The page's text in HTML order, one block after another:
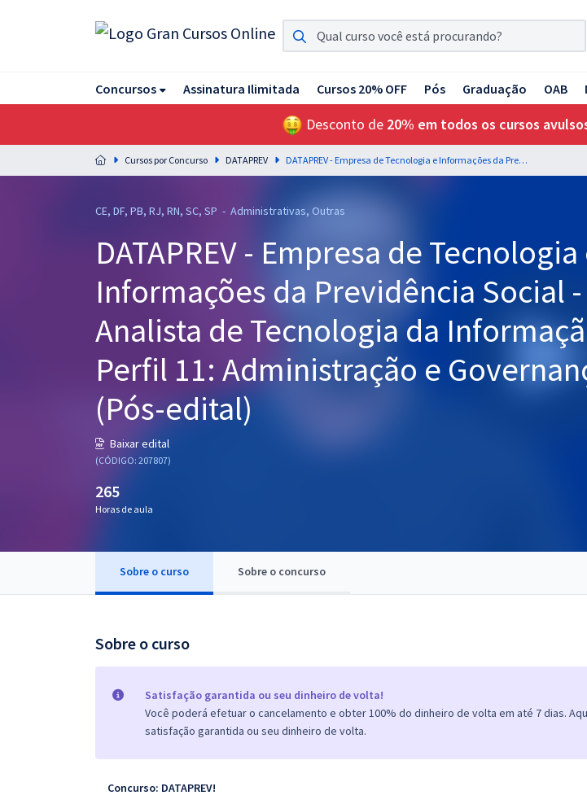
Concursos Assinatura Ilimitada Cursos 20% OFF Pós Graduação OAB
Acesso a todos os cursos. Teste grátis por 7 dias!
Acesso ilimitado a toda preparação para o Exame da
Ordem, até você passar!
Residências Multiprofissionais
residências em saúde do Brasil
Conteúdo gratuito
Blog
Desconto de 20% em todos os cursos
Cursos por Concurso DATAPREV DATAPREV - Empresa de Tecnologia e Informações da Previdência Social - Analista de Tecnologia da Informação - Perfil 11: Administração e Governança (Pós-edital)
CE, DF, PB, RJ, RN, SC, SP - Administrativas, Outras
DATAPREV - Empresa de Tecnologia
Informações da Previdência Social -
Analista de Tecnologia da
Perfil 11: Administração e
(Pós-edital)
Baixar edital
(CÓDIGO: 207807)
265
Horas de aula
Sobre o curso Sobre o concurso
Sobre o curso
Satisfação garantida ou seu dinheiro de volta!
Você poderá efetuar o cancelamento e obter 100% do dinheiro de volta em até 7 dias.
satisfação garantida ou seu dinheiro de volta.
Concurso: DATAPREV!